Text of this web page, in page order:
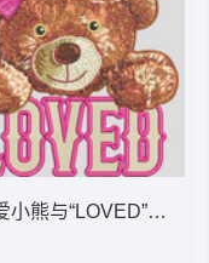
小熊与“LOVED”字样